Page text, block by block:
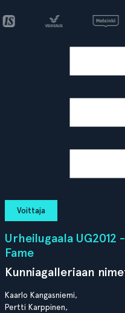
Voittaja
Urheilugaala
Fame
Kunniagalleriaan
Kaarlo Kangasniemi,
Pertti Karppinen,